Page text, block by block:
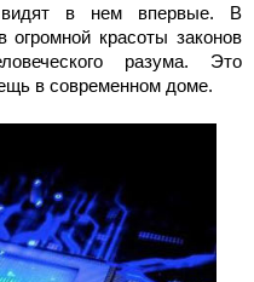
в нем впервые. В
огромной красоты законов
разума. Это
в современном доме.